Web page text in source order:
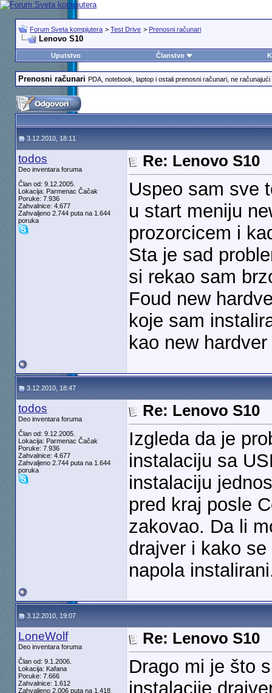
Forum Sveta kompjutera > Test Drive > Prenosni računari
Lenovo S10
Uputstvo Članstvo
Prenosni računari PDA, notebook, laptop i ostali prenosni računari, ne računajući
3.12.2010, 18:11
todos
Deo inventara foruma
Član od: 9.12.2005.
Lokacija: Parmenac Čačak
Poruke: 7.936
Zahvalnice: 4.677
Zahvaljeno 2.744 puta na 1.644
poruka
Re: Lenovo S10
Uspeo sam sve
u start meniju
prozorcicem i
Sta je sad
si rekao sam
Foud new
koje sam
kao new
3.12.2010, 18:47
todos
Deo inventara foruma
Član od: 9.12.2005.
Lokacija: Parmenac Čačak
Poruke: 7.936
Zahvalnice: 4.677
Zahvaljeno 2.744 puta na 1.644
poruka
Re: Lenovo S10
Izgleda da je
instalaciju sa
instalaciju
pred kraj posle
zakovao. Da li
drajver i kako
napola
3.12.2010, 19:07
LoneWolf
Deo inventara foruma
Član od: 9.1.2006.
Lokacija: Kafana
Poruke: 7.666
Zahvalnice: 1.612
Zahvaljeno 2.006 puta na 1.418
Re: Lenovo S10
Drago mi je što
instalacije